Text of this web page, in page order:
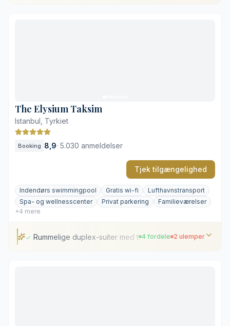
The Elysium Taksim
Istanbul, Tyrkiet
Booking 8,9· 5.030 anmeldelser
Tjek tilgængelighed
Indendørs swimmingpool Gratis wi-fi
Lufthavnstransport
Spa- og wellnesscenter
Privat parkering
Familieværelser
+4 mere
Rummelige duplex-suiter med tekøkken
4 fordele 2 ulemper